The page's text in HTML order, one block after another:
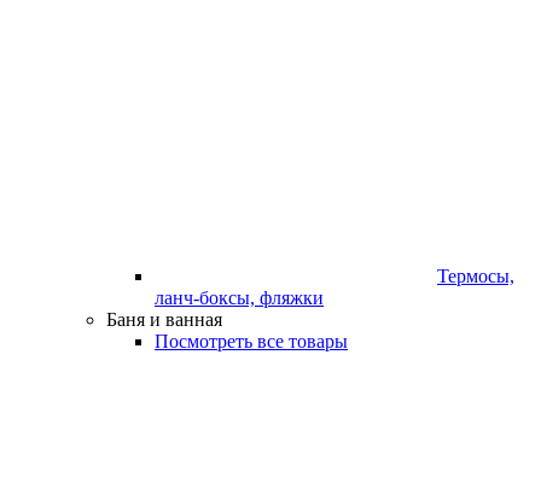
Термосы,
ланч-боксы, фляжки
Баня и ванная
Посмотреть все товары